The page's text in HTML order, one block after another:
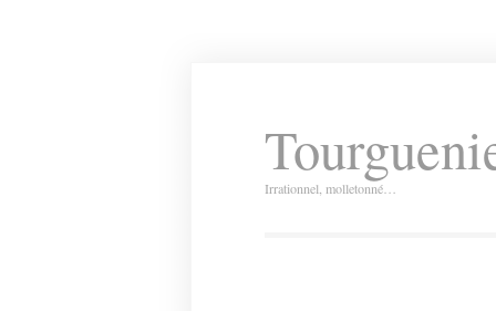
Irrationnel, molletonné…